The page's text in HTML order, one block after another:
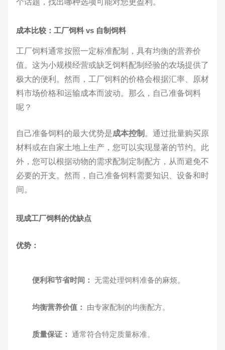
个话题，找出哪种选项可能对您更盈利。
成本比较：工厂饲料 vs 自制饲料
工厂饲料通常按照一定标准配制，具有均衡的营养价
值。这为小规模经营或缺乏饲料配制经验的农场提供了
极大的便利。然而，工厂饲料的价格会根据汇率、原材
料市场价格和运输成本而波动。那么，自己准备饲料
呢？
自己准备饲料的最大优势是成本控制 。通过批量购买原
材料或在自家土地上生产，您可以实现显著的节约。此
外，您可以根据动物的需求配制定制配方，从而避免不
必要的开支。然而，自己准备饲料需要知识、设备和时
间。
现成工厂饲料的优缺点
优势：
便利和节省时间： 无需处理饲料准备的麻烦。
均衡营养价值： 由专家配制的均衡配方。
质量保证： 通常符合特定质量标准。